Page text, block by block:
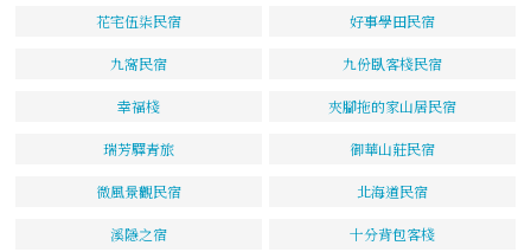
花宅伍柒民宿 好事學田民宿
九窩民宿 九份臥客棧民宿
幸福棧 夾腳拖的家山居民宿
瑞芳驛青旅 御華山莊民宿
微風景觀民宿 北海道民宿
溪隱之宿 十分背包客棧